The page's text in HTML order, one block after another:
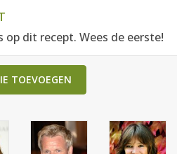
op dit recept. Wees de eerste!
TOEVOEGEN